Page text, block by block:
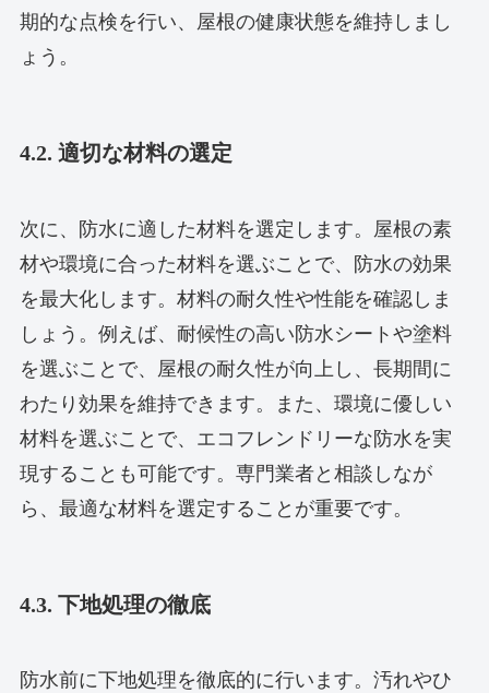
期的な点検を行い、屋根の健康状態を維持しまし
ょう。
4.2. 適切な材料の選定
次に、防水に適した材料を選定します。屋根の素
材や環境に合った材料を選ぶことで、防水の効果
を最大化します。材料の耐久性や性能を確認しま
しょう。例えば、耐候性の高い防水シートや塗料
を選ぶことで、屋根の耐久性が向上し、長期間に
わたり効果を維持できます。また、環境に優しい
材料を選ぶことで、エコフレンドリーな防水を実
現することも可能です。専門業者と相談しなが
ら、最適な材料を選定することが重要です。
4.3. 下地処理の徹底
防水前に下地処理を徹底的に行います。汚れやひ